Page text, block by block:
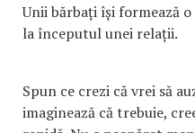
Unii bărbați își formează
la începutul unei relații.
Spun ce crezi că vrei să
imaginează că trebuie,